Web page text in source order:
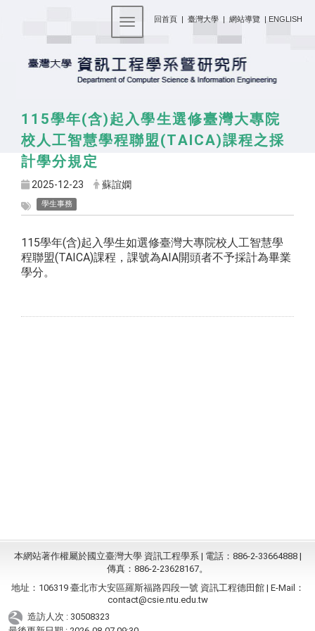
回首頁 | 臺灣大學 | 網站導覽 | ENGLISH
Toggle navigation
115學年(含)起入學生選修臺灣大專院
校人工智慧學程聯盟(TAICA)課程之採
計學分規定
2025-12-23 蘇誼嫻
學生事務
115學年(含)起入學生如選修臺灣大專院校人工智慧學
程聯盟(TAICA)課程，課號為AIA開頭者不予採計為畢業
學分。
本網站著作權屬於國立臺灣大學 資訊工程學系 | 電話：886-2-33664888 |
傳真：886-2-23628167。
地址：106319 臺北市大安區羅斯福路四段一號 資訊工程德田館 | E-Mail：
contact@csie.ntu.edu.tw
造訪人次 : 30508323